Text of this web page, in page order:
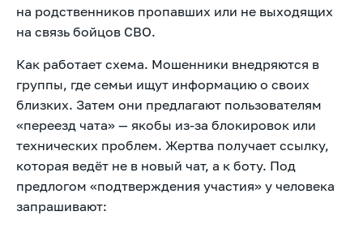
на родственников пропавших или не выходящих
на связь бойцов СВО.
Как работает схема. Мошенники внедряются в
группы, где семьи ищут информацию о своих
близких. Затем они предлагают пользователям
«переезд чата» — якобы из-за блокировок или
технических проблем. Жертва получает ссылку,
которая ведёт не в новый чат, а к боту. Под
предлогом «подтверждения участия» у человека
запрашивают: